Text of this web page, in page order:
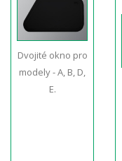
Dvojité okno pro
modely - A, B, D,
E.